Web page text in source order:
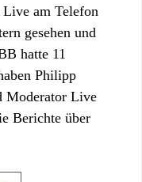
Live am Telefon
gesehen und
hatte 11
Philipp
Moderator Live
Berichte über